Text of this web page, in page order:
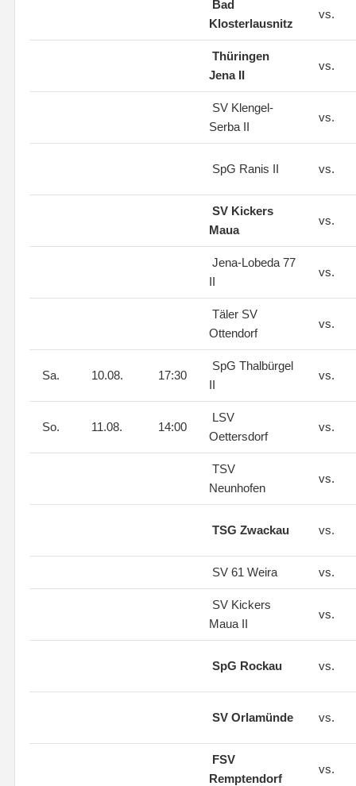
Bad
Klosterlausnitz
vs.
Thüringen
Jena II
vs.
SV Klengel-
Serba II
vs.
SpG Ranis II vs.
SV Kickers
Maua
vs.
Jena-Lobeda 77
II
vs.
Täler SV
Ottendorf
vs.
Sa. 10.08. 17:30
SpG Thalbürgel
II
vs.
So. 11.08. 14:00
LSV
Oettersdorf
vs.
TSV
Neunhofen
vs.
TSG Zwackau vs.
SV 61 Weira vs.
SV Kickers
Maua II
vs.
SpG Rockau vs.
SV Orlamünde vs.
FSV
Remptendorf
vs.